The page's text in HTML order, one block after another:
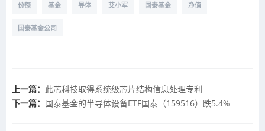
份额 基金 导体 艾小军 国泰基金 净值
国泰基金公司
上一篇： 此芯科技取得系统级芯片结构信息处理专利
下一篇： 国泰基金的半导体设备ETF国泰（159516）跌5.4%